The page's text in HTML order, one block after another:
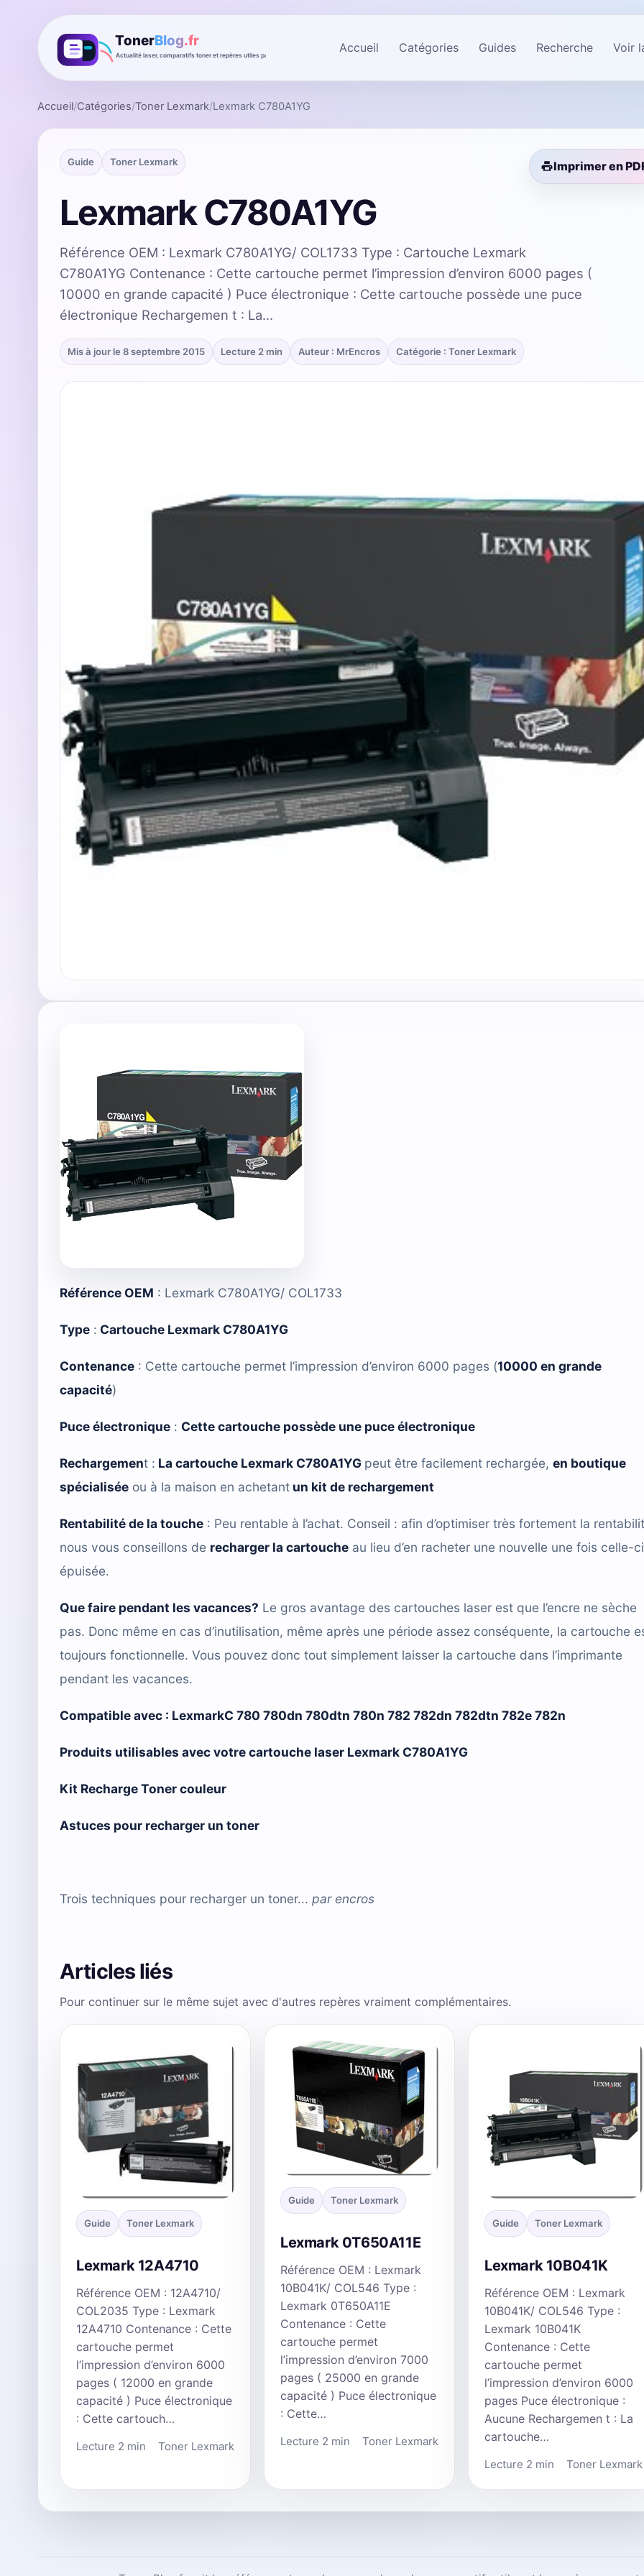
Accueil Catégories Guides Recherche Voir
Accueil/Catégories/Toner Lexmark/Lexmark C780A1YG
Guide Toner Lexmark Imprimer en
Lexmark C780A1YG
Référence OEM : Lexmark C780A1YG/ COL1733 Type : Cartouche Lexmark
C780A1YG Contenance : Cette cartouche permet l’impression d’environ 6000 pages (
10000 en grande capacité ) Puce électronique : Cette cartouche possède une puce
électronique Rechargemen t : La…
Mis à jour le 8 septembre 2015 Lecture 2 min Auteur : MrEncros Catégorie : Toner Lexmark
Référence OEM : Lexmark C780A1YG/ COL1733
Type : Cartouche Lexmark C780A1YG
Contenance : Cette cartouche permet l’impression d’environ 6000 pages (10000 en grande
capacité)
Puce électronique : Cette cartouche possède une puce électronique
Rechargement : La cartouche Lexmark C780A1YG peut être facilement rechargée, en boutique
spécialisée ou à la maison en achetant un kit de rechargement
Rentabilité de la touche : Peu rentable à l’achat. Conseil : afin d’optimiser très fortement la
nous vous conseillons de recharger la cartouche au lieu d’en racheter une nouvelle une fois celle-ci
épuisée.
Que faire pendant les vacances? Le gros avantage des cartouches laser est que l’encre ne sèche
pas. Donc même en cas d’inutilisation, même après une période assez conséquente, la cartouche
toujours fonctionnelle. Vous pouvez donc tout simplement laisser la cartouche dans l’imprimante
pendant les vacances.
Compatible avec : LexmarkC 780 780dn 780dtn 780n 782 782dn 782dtn 782e 782n
Produits utilisables avec votre cartouche laser Lexmark C780A1YG
Kit Recharge Toner couleur
Astuces pour recharger un toner
Trois techniques pour recharger un toner... parencros
Articles liés
Pour continuer sur le même sujet avec d'autres repères vraiment complémentaires.
Guide Toner Lexmark
Lexmark 12A4710
Référence OEM : 12A4710/
COL2035 Type : Lexmark
12A4710 Contenance : Cette
cartouche permet
l’impression d’environ 6000
pages ( 12000 en grande
capacité ) Puce électronique
: Cette cartouch…
Lecture 2 min Toner Lexmark
Guide Toner Lexmark
Lexmark 0T650A11E
Référence OEM : Lexmark
10B041K/ COL546 Type :
Lexmark 0T650A11E
Contenance : Cette
cartouche permet
l’impression d’environ 7000
pages ( 25000 en grande
capacité ) Puce électronique
: Cette…
Lecture 2 min Toner Lexmark
Guide Toner Lexmark
Lexmark 10B041K
Référence OEM : Lexmark
10B041K/ COL546 Type :
Lexmark 10B041K
Contenance : Cette
cartouche permet
l’impression d’environ 6000
pages Puce électronique :
Aucune Rechargemen t : La
cartouche…
Lecture 2 min Toner Lexmark